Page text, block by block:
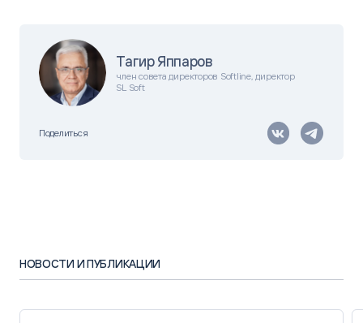
Тагир Яппаров
член совета директоров Softline, директор
SL Soft
Поделиться
НОВОСТИ И ПУБЛИКАЦИИ